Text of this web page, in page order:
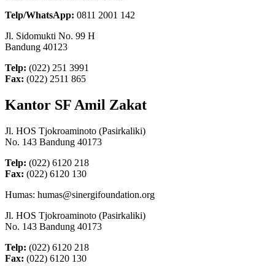
Telp/WhatsApp: 0811 2001 142
Jl. Sidomukti No. 99 H
Bandung 40123
Telp: (022) 251 3991
Fax: (022) 2511 865
Kantor SF Amil Zakat
Jl. HOS Tjokroaminoto (Pasirkaliki)
No. 143 Bandung 40173
Telp: (022) 6120 218
Fax: (022) 6120 130
Humas: humas@sinergifoundation.org
Jl. HOS Tjokroaminoto (Pasirkaliki)
No. 143 Bandung 40173
Telp: (022) 6120 218
Fax: (022) 6120 130